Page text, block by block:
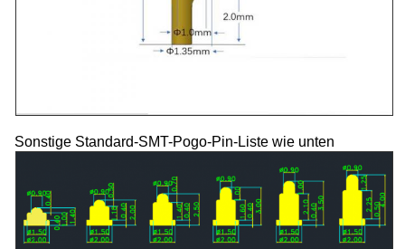
Sonstige Standard-SMT-Pogo-Pin-Liste wie unten